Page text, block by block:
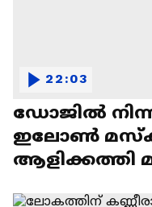
ഡോജിൽ നിന്ന്
ഇലോൺ മസ്ക്,
ആളിക്കത്തി
22:03